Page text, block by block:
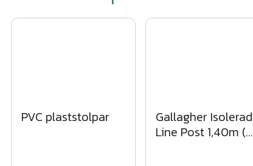
PVC plaststolpar
Gallagher Isolerad
Line Post 1,40m (4